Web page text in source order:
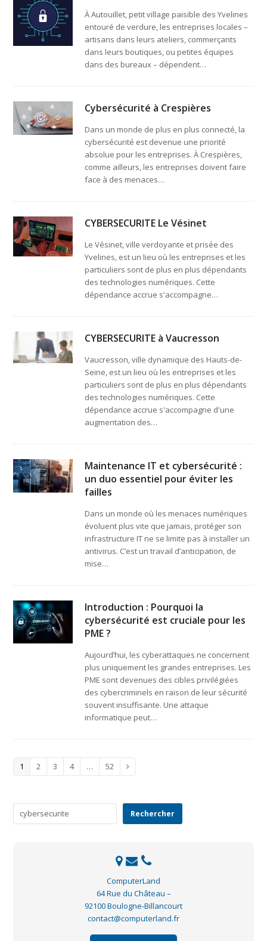
À Autouillet, petit village paisible des Yvelines
entouré de verdure, les entreprises locales –
artisans dans leurs ateliers, commerçants
dans leurs boutiques, ou petites équipes
dans des bureaux – dépendent…
Cybersécurité à Crespières
Dans un monde de plus en plus connecté, la
cybersécurité est devenue une priorité
absolue pour les entreprises. À Crespières,
comme ailleurs, les entreprises doivent faire
face à des menaces…
CYBERSECURITE Le Vésinet
Le Vésinet, ville verdoyante et prisée des
Yvelines, est un lieu où les entreprises et les
particuliers sont de plus en plus dépendants
des technologies numériques. Cette
dépendance accrue s'accompagne…
CYBERSECURITE à Vaucresson
Vaucresson, ville dynamique des Hauts-de-
Seine, est un lieu où les entreprises et les
particuliers sont de plus en plus dépendants
des technologies numériques. Cette
dépendance accrue s'accompagne d'une
augmentation des…
Maintenance IT et cybersécurité :
un duo essentiel pour éviter les
failles
Dans un monde où les menaces numériques
évoluent plus vite que jamais, protéger son
infrastructure IT ne se limite pas à installer un
antivirus. C’est un travail d’anticipation, de
mise…
Introduction : Pourquoi la
cybersécurité est cruciale pour les
PME ?
Aujourd’hui, les cyberattaques ne concernent
plus uniquement les grandes entreprises. Les
PME sont devenues des cibles privilégiées
des cybercriminels en raison de leur sécurité
souvent insuffisante. Une attaque
informatique peut…
Page
1 Page
2 Page
3 Page
4 … Page
52 Suivant
Rechercher Rechercher
ComputerLand
64 Rue du Château –
92100 Boulogne-Billancourt
contact@computerland.fr